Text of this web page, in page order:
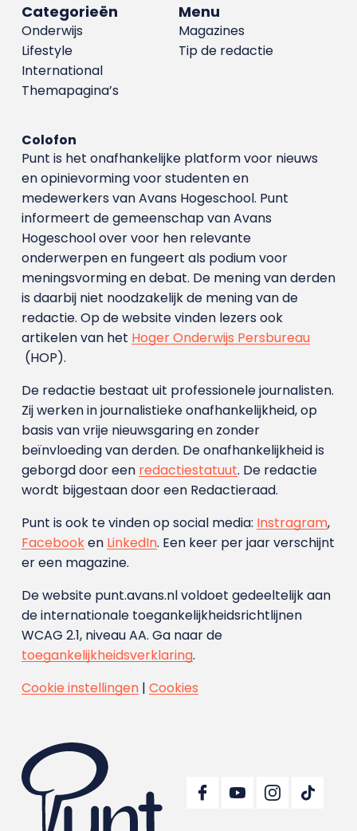
Menu
Magazines
Tip de redactie
Categorieën
Onderwijs
Lifestyle
International
Themapagina’s
Colofon
Punt is het onafhankelijke platform voor nieuws
en opinievorming voor studenten en
medewerkers van Avans Hoge­school. Punt
informeert de gemeenschap van Avans
Hogeschool over voor hen relevante
onderwerpen en fungeert als podium voor
meningsvorming en debat. De mening van derden
is daarbij niet noodzakelijk de mening van de
redactie. Op de website vinden lezers ook
artikelen van het Hoger Onderwijs Persbureau
(HOP).
De redactie bestaat uit professionele journalisten.
Zij werken in journalistieke onafhankelijkheid, op
basis van vrije nieuwsgaring en zonder
beïnvloeding van derden. De onafhankelijkheid is
geborgd door een redactiestatuut. De redactie
wordt bijgestaan door een Redactieraad.
Punt is ook te vinden op social media: Instragram,
Facebooken LinkedIn. Een keer per jaar verschijnt
er een magazine.
De website punt.avans.nl voldoet gedeeltelijk aan
de internationale toegankelijkheidsrichtlijnen
WCAG 2.1, niveau AA. Ga naar de
toegankelijkheidsverklaring.
Cookie instellingen| Cookies